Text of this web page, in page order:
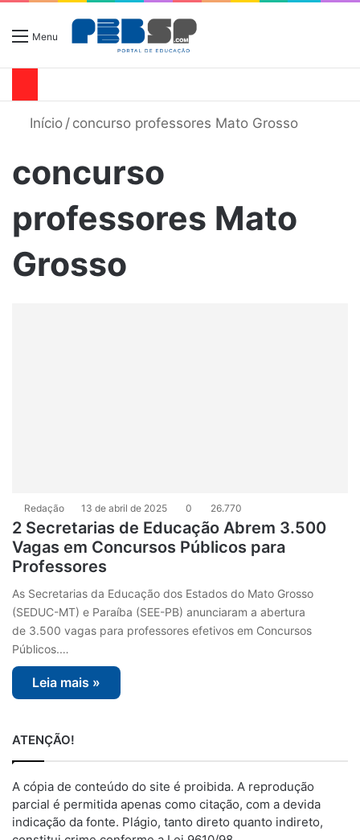
Menu
Início / concurso professores Mato Grosso
concurso
professores Mato
Grosso
Redação 13 de abril de 2025 0 26.770
2 Secretarias de Educação Abrem 3.500
Vagas em Concursos Públicos para
Professores
As Secretarias da Educação dos Estados do Mato Grosso
(SEDUC-MT) e Paraíba (SEE-PB) anunciaram a abertura
de 3.500 vagas para professores efetivos em Concursos
Públicos.…
Leia mais »
ATENÇÃO!
A cópia de conteúdo do site é proibida. A reprodução
parcial é permitida apenas como citação, com a devida
indicação da fonte. Plágio, tanto direto quanto indireto,